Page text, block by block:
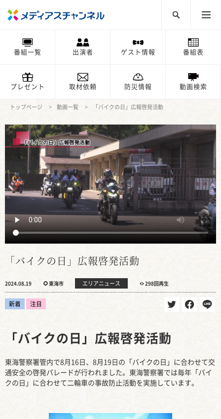
番組一覧 出演者 ゲスト情報 番組表
プレゼント 取材依頼 防災情報 動画検索
トップページ 動画一覧 「バイクの日」広報啓発活動
「バイクの日」広報啓発活動
2024.08.19 東海市 エリアニュース 298回再生
新着 注目
「バイクの日」広報啓発活動
東海警察署管内で8月16日、8月19日の「バイクの日」に合わせて交
通安全の啓発パレードが行われました。東海警察署では毎年「バイ
クの日」に合わせて二輪車の事故防止活動を実施しています。